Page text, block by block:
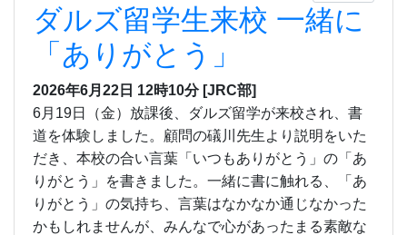
ダルズ留学生来校 一緒に
「ありがとう」
2026年6月22日 12時10分 [JRC部]
6月19日（金）放課後、ダルズ留学が来校され、書
道を体験しました。顧問の礒川先生より説明をいた
だき、本校の合い言葉「いつもありがとう」の「あ
りがとう」を書きました。一緒に書に触れる、「あ
りがとう」の気持ち、言葉はなかなか通じなかった
かもしれませんが、みんなで心があったまる素敵な